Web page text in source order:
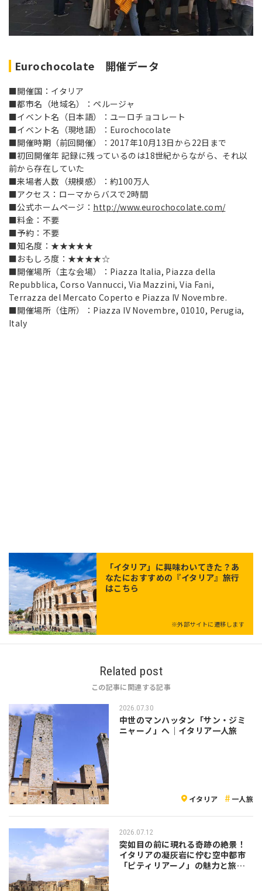
Eurochocolate 開催データ
■開催国：イタリア
■都市名（地域名）：ペルージャ
■イベント名（日本語）：ユーロチョコレート
■イベント名（現地語）：Eurochocolate
■開催時期（前回開催）：2017年10月13日から22日まで
■初回開催年 記録に残っているのは18世紀からながら、それ以
前から存在していた
■来場者人数（規模感）：約100万人
■アクセス：ローマからバスで2時間
■公式ホームページ： http://www.eurochocolate.com/
■料金：不要
■予約：不要
■知名度：★★★★★
■おもしろ度：★★★★☆
■開催場所（主な会場）：Piazza Italia, Piazza della
Repubblica, Corso Vannucci, Via Mazzini, Via Fani,
Terrazza del Mercato Coperto e Piazza IV Novembre.
■開催場所（住所）：Piazza IV Novembre, 01010, Perugia,
Italy
「イタリア」に興味わいてきた？あ
なたにおすすめの『イタリア』旅行
はこちら
※外部サイトに遷移します
Related post
この記事に関連する記事
2026.07.30
中世のマンハッタン「サン・ジミ
ニャーノ」へ｜イタリア一人旅
イタリア 一人旅
2026.07.12
突如目の前に現れる奇跡の絶景！
イタリアの凝灰岩に佇む空中都市
「ピティリアーノ」の魅力と旅の